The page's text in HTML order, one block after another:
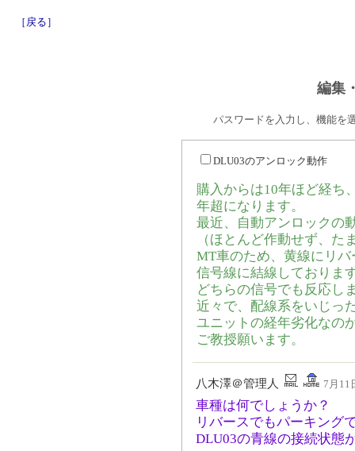
［戻る］
編集
パスワードを入力し、機能を
DLU03のアンロック動作
購入からは10年ほど経ち
年超になります。
最近、自動アンロックの
（ほとんど作動せず、た
MT車のため、黄線にリ
信号線に結線しておりま
どちらの信号でも反応し
近々で、配線系をいじっ
ユニットの経年劣化なの
ご教授願います。
八木澤＠管理人 7月11
車種は何でしょうか？
リバースでもパーキング
DLU03の青線の接続状態